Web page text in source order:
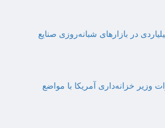
وزیر خزانه‌داری آمریکا با مواضع